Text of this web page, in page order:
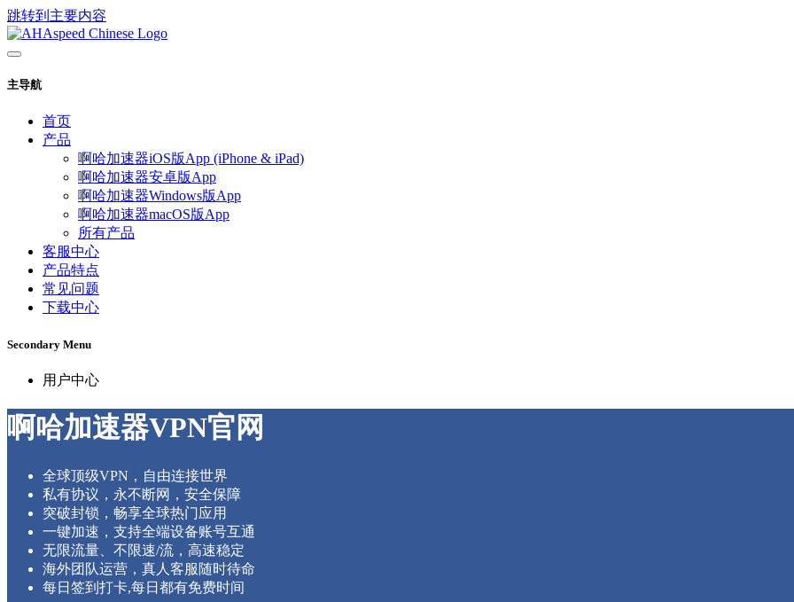
跳转到主要内容
主导航
首页
产品
啊哈加速器iOS版App (iPhone & iPad)
啊哈加速器安卓版App
啊哈加速器Windows版App
啊哈加速器macOS版App
所有产品
客服中心
产品特点
常见问题
下载中心
Secondary Menu
用户中心
啊哈加速器VPN官网
全球顶级VPN，自由连接世界
私有协议，永不断网，安全保障
突破封锁，畅享全球热门应用
一键加速，支持全端设备账号互通
无限流量、不限速/流，高速稳定
海外团队运营，真人客服随时待命
每日签到打卡,每日都有免费时间